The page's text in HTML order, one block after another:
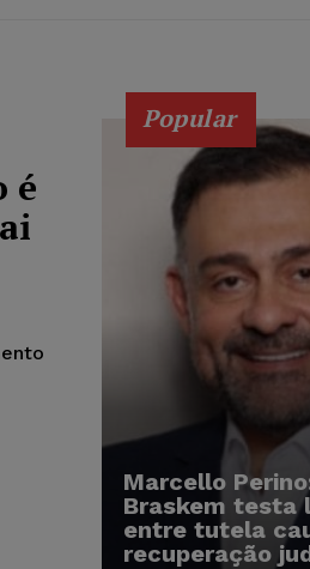
é
Popular
Marcello
Braskem testa
entre tutela
recuperação